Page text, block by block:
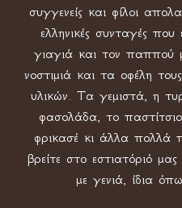
συγγενείς και φίλοι
ελληνικές συνταγές
γιαγιά και τον παππού
νοστιμιά και τα οφέλη
υλικών. Τα γεμιστά, η
φασολάδα, το
φρικασέ κι άλλα πολλά
βρείτε στο εστιατόριό
με γενιά, ίδια